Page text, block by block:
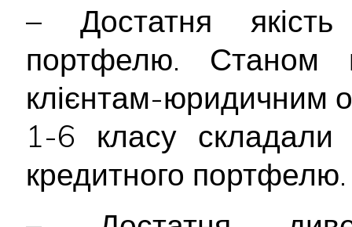
– Достатня якість
портфелю. Станом
клієнтам-юридичним
1-6 класу складали
кредитного портфелю.